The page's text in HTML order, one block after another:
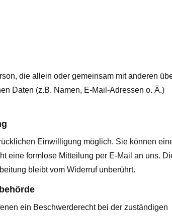
die allein oder gemeinsam mit anderen
Daten (z.B. Namen, E-Mail-Adressen o. Ä.)
Einwilligung möglich. Sie können
eine formlose Mitteilung per E-Mail an uns.
bleibt vom Widerruf unberührt.
ein Beschwerderecht bei der zuständigen